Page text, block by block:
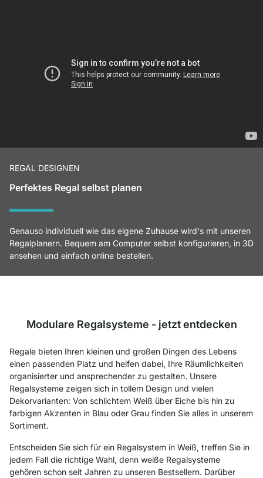
REGAL DESIGNEN
Perfektes Regal selbst planen
Genauso individuell wie das eigene Zuhause wird‘s mit unseren
Regalplanern. Bequem am Computer selbst konfigurieren, in 3D
ansehen und einfach online bestellen.
Modulare Regalsysteme - jetzt entdecken
Regale bieten Ihren kleinen und großen Dingen des Lebens
einen passenden Platz und helfen dabei, Ihre Räumlichkeiten
organisierter und ansprechender zu gestalten. Unsere
Regalsysteme zeigen sich in tollem Design und vielen
Dekorvarianten: Von schlichtem Weiß über Eiche bis hin zu
farbigen Akzenten in Blau oder Grau finden Sie alles in unserem
Sortiment.
Entscheiden Sie sich für ein Regalsystem in Weiß, treffen Sie in
jedem Fall die richtige Wahl, denn weiße Regalsysteme
gehören schon seit Jahren zu unseren Bestsellern. Darüber